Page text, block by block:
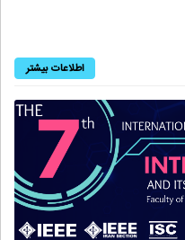
اطلاعات بیشتر